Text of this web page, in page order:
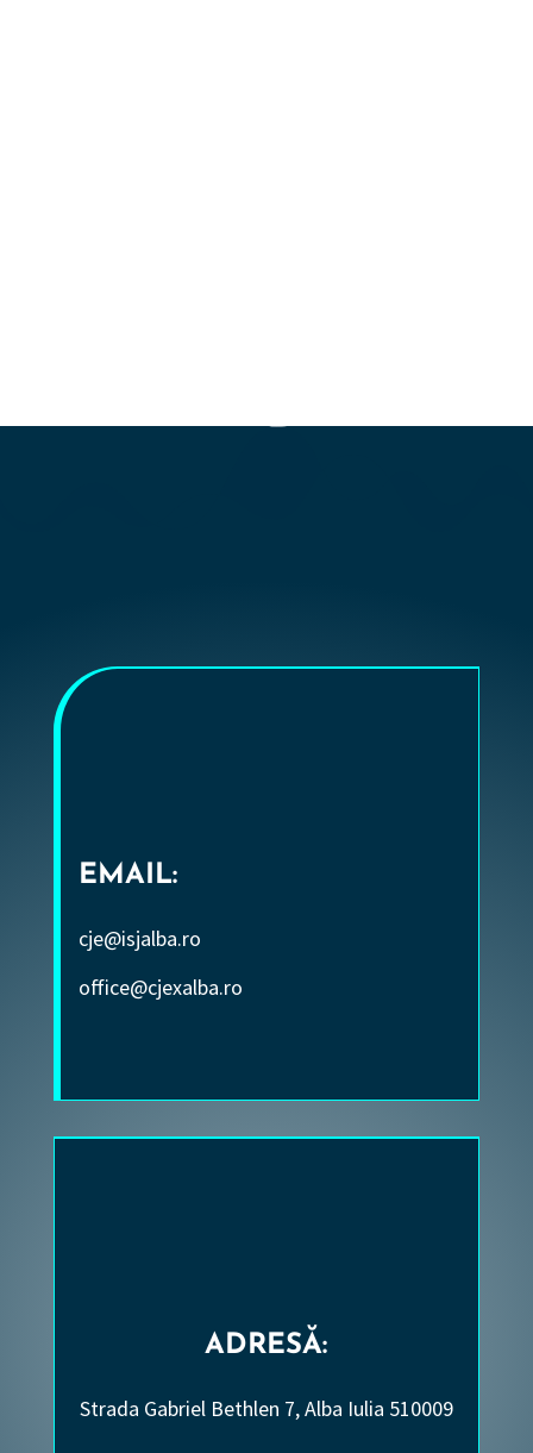
EMAIL:
cje@isjalba.ro
office@cjexalba.ro
ADRESĂ:
Strada Gabriel Bethlen 7, Alba Iulia 510009